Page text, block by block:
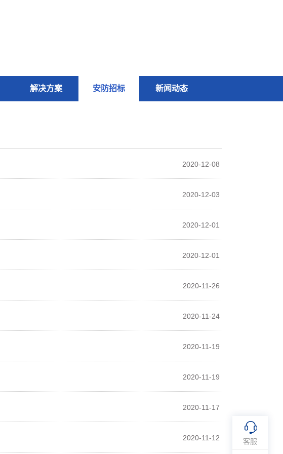
解决方案 安防招标 新闻动态
2020-12-08
2020-12-03
2020-12-01
2020-12-01
2020-11-26
2020-11-24
2020-11-19
2020-11-19
2020-11-17
2020-11-12 客服